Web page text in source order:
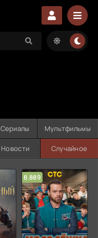
Сериалы Мультфильмы
Новости Случайное
8.889